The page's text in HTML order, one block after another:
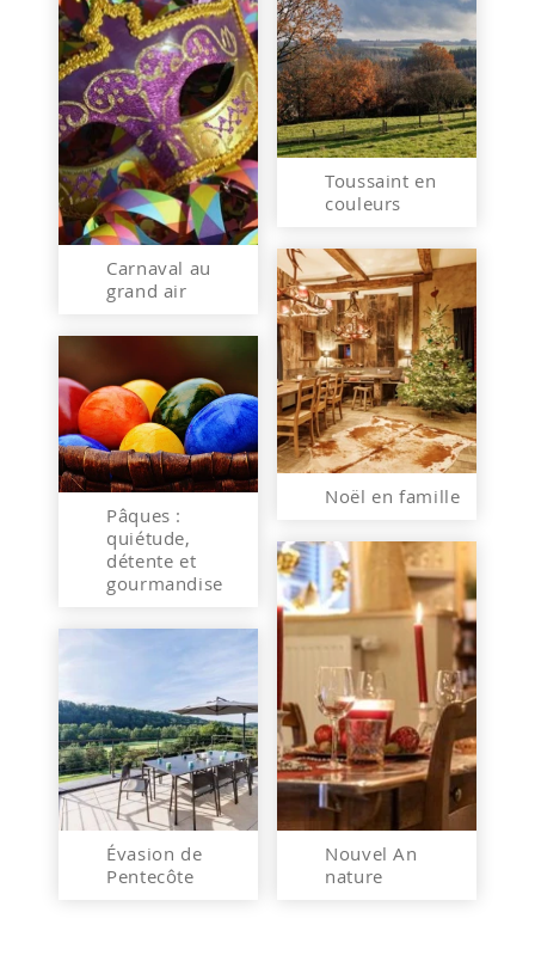
Carnaval au
grand air
Pâques :
quiétude,
détente et
gourmandise
Évasion de
Pentecôte
Toussaint en
couleurs
Noël en famille
Nouvel An
nature